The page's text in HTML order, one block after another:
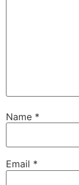
Name *
Email *